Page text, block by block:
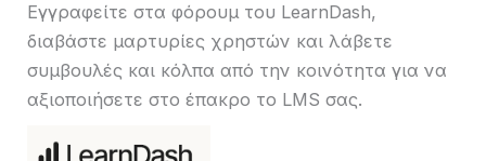
Εγγραφείτε στα φόρουμ του LearnDash,
διαβάστε μαρτυρίες χρηστών και λάβετε
συμβουλές και κόλπα από την κοινότητα για να
αξιοποιήσετε στο έπακρο το LMS σας.